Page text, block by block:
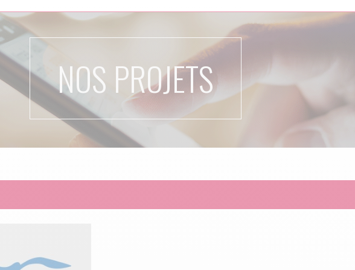
NOS PROJETS